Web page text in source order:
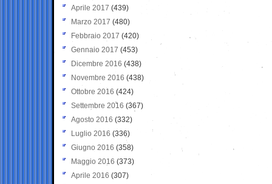
Aprile 2017 (439)
Marzo 2017 (480)
Febbraio 2017 (420)
Gennaio 2017 (453)
Dicembre 2016 (438)
Novembre 2016 (438)
Ottobre 2016 (424)
Settembre 2016 (367)
Agosto 2016 (332)
Luglio 2016 (336)
Giugno 2016 (358)
Maggio 2016 (373)
Aprile 2016 (307)